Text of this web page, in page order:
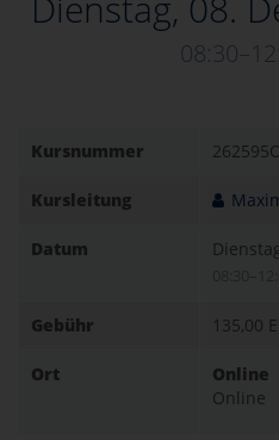
Kursnummer
Kursleitung
Datum
Gebühr 135,00
Ort
Online
Online